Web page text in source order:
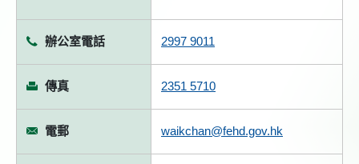
辦公室電話 2997 9011
傳真 2351 5710
電郵 waikchan@fehd.gov.hk